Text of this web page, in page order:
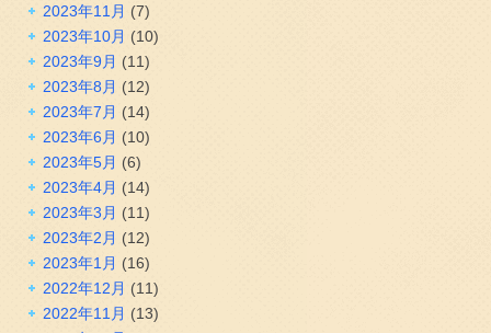
2023年11月 (7)
2023年10月 (10)
2023年9月 (11)
2023年8月 (12)
2023年7月 (14)
2023年6月 (10)
2023年5月 (6)
2023年4月 (14)
2023年3月 (11)
2023年2月 (12)
2023年1月 (16)
2022年12月 (11)
2022年11月 (13)